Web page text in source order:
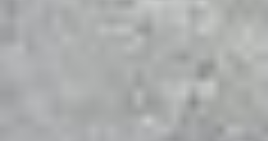
ODER TERRASSENBAU IN
BERLIN UND
BRANDENBURG.